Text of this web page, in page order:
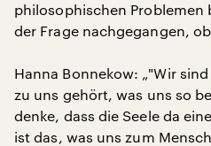
philosophischen
der Frage nachgegangen,
Hanna Bonnekow: „"Wir
zu uns gehört, was uns so
denke, dass die Seele da
ist das, was uns zum